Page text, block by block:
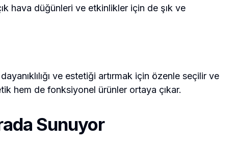
hava düğünleri ve etkinlikler için de şık ve
ve estetiği artırmak için özenle seçilir ve
hem de fonksiyonel ürünler ortaya çıkar.
Sunuyor